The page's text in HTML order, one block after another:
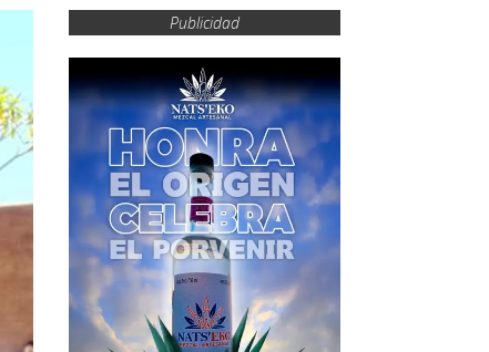
Publicidad